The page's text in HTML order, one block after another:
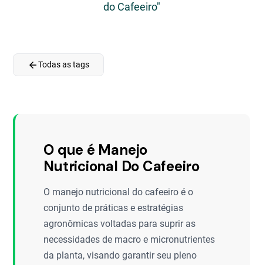
do Cafeeiro"
arrow_backTodas as tags
O que é Manejo
Nutricional Do Cafeeiro
O manejo nutricional do cafeeiro é o
conjunto de práticas e estratégias
agronômicas voltadas para suprir as
necessidades de macro e micronutrientes
da planta, visando garantir seu pleno